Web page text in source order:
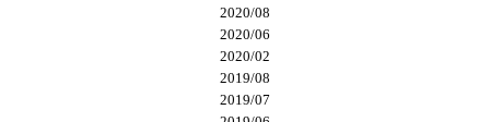
2020/08
2020/06
2020/02
2019/08
2019/07